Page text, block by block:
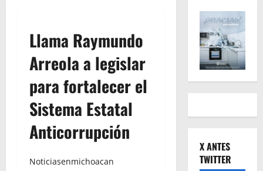
Llama Raymundo
Arreola a legislar
para fortalecer el
Sistema Estatal
Anticorrupción
Noticiasenmichoacan
X ANTES
TWITTER